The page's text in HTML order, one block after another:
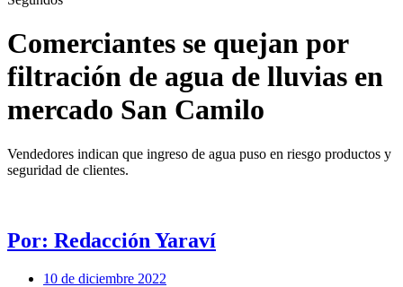
Comerciantes se quejan por
filtración de agua de lluvias en
mercado San Camilo
Vendedores indican que ingreso de agua puso en riesgo productos y
seguridad de clientes.
Por: Redacción Yaraví
10 de diciembre 2022